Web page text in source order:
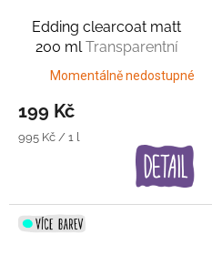
Edding clearcoat matt
200 mlTransparentní
matný lak
Momentálně nedostupné
199 Kč
Měrná
995 Kč / 1 l